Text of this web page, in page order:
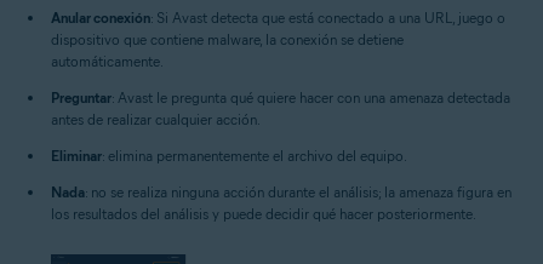
Anular conexión: Si Avast detecta que está conectado a una URL, juego o
dispositivo que contiene malware, la conexión se detiene
automáticamente.
Preguntar: Avast le pregunta qué quiere hacer con una amenaza detectada
antes de realizar cualquier acción.
Eliminar: elimina permanentemente el archivo del equipo.
Nada: no se realiza ninguna acción durante el análisis; la amenaza figura en
los resultados del análisis y puede decidir qué hacer posteriormente.